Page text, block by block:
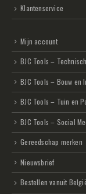
Klantenservice
Mijn account
BJC Tools –
BJC Tools – Bouw en
BJC Tools – Tuin en
BJC Tools – Social
Gereedschap merken
Nieuwsbrief
Bestellen vanuit